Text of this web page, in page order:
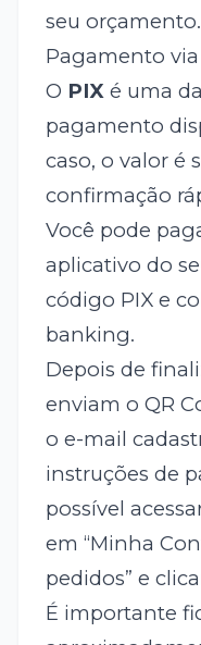
seu orçamento.
Pagamento via
O PIXé uma
pagamento
caso, o valor é
confirmação
Você pode
aplicativo do
código PIX e
banking.
Depois de
enviam o QR
o e-mail
instruções de
possível
em “Minha
pedidos” e
É importante